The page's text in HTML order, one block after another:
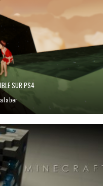
SUR PS4